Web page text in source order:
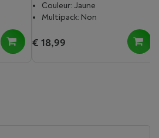
Couleur: Jaune
Multipack: Non
€ 18,99